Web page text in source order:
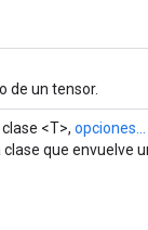
de un tensor.
<T>, opciones...
que envuelve